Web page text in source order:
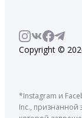
Copyright ©
*Instagram и
Inc., признанной